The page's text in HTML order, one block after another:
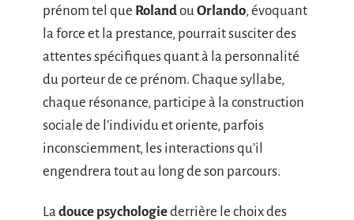
prénom tel que Rolandou Orlando, évoquant
la force et la prestance, pourrait susciter des
attentes spécifiques quant à la personnalité
du porteur de ce prénom. Chaque syllabe,
chaque résonance, participe à la construction
sociale de l’individu et oriente, parfois
inconsciemment, les interactions qu’il
engendrera tout au long de son parcours.
La douce psychologiederrière le choix des